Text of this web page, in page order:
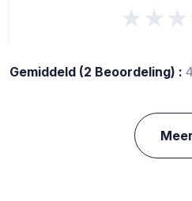
Gemiddeld (2 Beoordeling) :
Meer